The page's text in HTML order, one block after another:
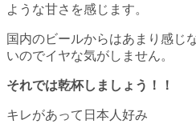
ような甘さを感じます。
国内のビールからはあまり感じ
いのでイヤな気がしません。
それでは乾杯しましょう！！
キレがあって日本人好み